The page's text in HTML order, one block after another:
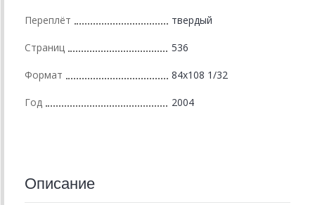
Переплёт твердый
Страниц 536
Формат 84х108 1/32
Год 2004
Описание